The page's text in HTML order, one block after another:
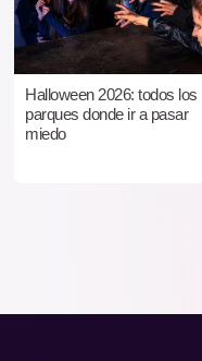
Halloween 2026: todos los
parques donde ir a pasar
miedo